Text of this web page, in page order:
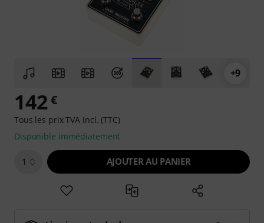
+9
142 €
Tous les prix TVA incl. (TTC)
Disponible immédiatement
1 AJOUTER AU PANIER